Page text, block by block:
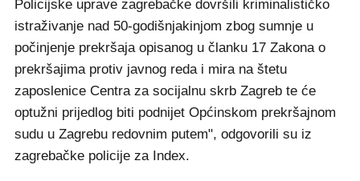
Policijske uprave zagrebačke dovršili kriminalističko
istraživanje nad 50-godišnjakinjom zbog sumnje u
počinjenje prekršaja opisanog u članku 17 Zakona o
prekršajima protiv javnog reda i mira na štetu
zaposlenice Centra za socijalnu skrb Zagreb te će
optužni prijedlog biti podnijet Općinskom prekršajnom
sudu u Zagrebu redovnim putem", odgovorili su iz
zagrebačke policije za Index.